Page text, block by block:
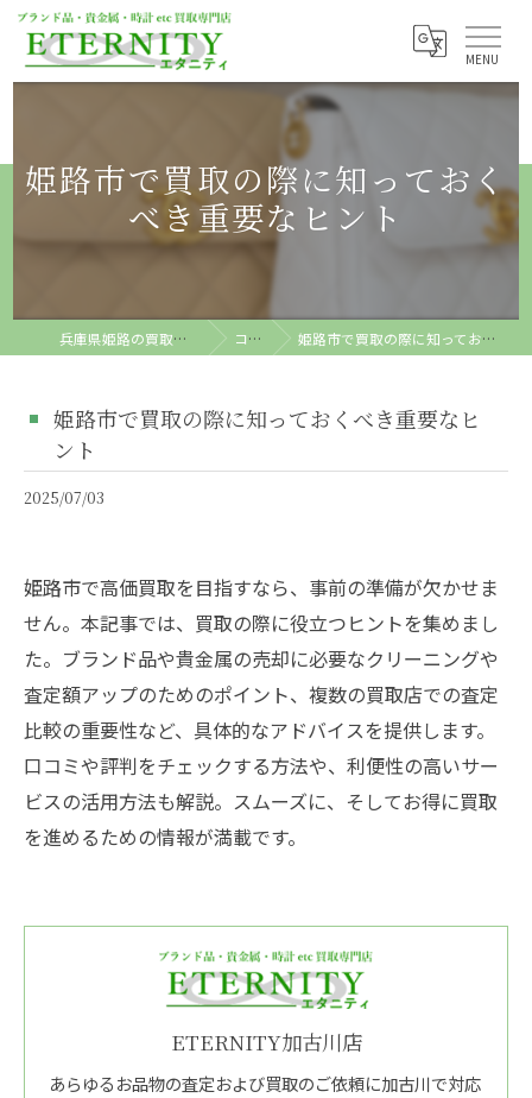
姫路市で買取の際に知っておく
べき重要なヒント
兵庫県姫路の買取ならETERNITY コラム 姫路市で買取の際に知っておくべき重要なヒント
姫路市で買取の際に知っておくべき重要なヒ
ント
2025/07/03
姫路市で高価買取を目指すなら、事前の準備が欠かせま
せん。本記事では、買取の際に役立つヒントを集めまし
た。ブランド品や貴金属の売却に必要なクリーニングや
査定額アップのためのポイント、複数の買取店での査定
比較の重要性など、具体的なアドバイスを提供します。
口コミや評判をチェックする方法や、利便性の高いサー
ビスの活用方法も解説。スムーズに、そしてお得に買取
を進めるための情報が満載です。
ETERNITY加古川店
あらゆるお品物の査定および買取のご依頼に加古川で対応